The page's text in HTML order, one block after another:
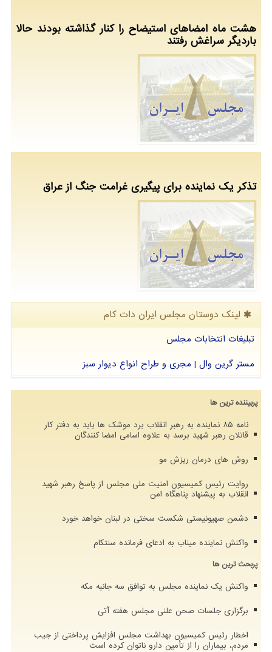
هشت ماه امضاهای استیضاح را کنار گذاشته بودند حالا
باردیگر سراغش رفتند
تذکر یک نماینده برای پیگیری غرامت جنگ از عراق
لینک دوستان مجلس ایران دات كام
تبلیغات انتخابات مجلس
مستر گرین وال | مجری و طراح انواع دیوار سبز
پربیننده ترین ها
نامه ۸۵ نماینده به رهبر انقلاب برد موشک ها باید به دفتر کار
قاتلان رهبر شهید برسد به علاوه اسامی امضا کنندگان
روش های درمان ریزش مو
روایت رئیس کمیسیون امنیت ملی مجلس از پاسخ رهبر شهید
انقلاب به پیشنهاد پناهگاه امن
دشمن صهیونیستی شکست سختی در لبنان خواهد خورد
واکنش نماینده میناب به ادعای فرمانده سنتکام
پربحث ترین ها
واکنش یک نماینده مجلس به توافق سه جانبه مکه
برگزاری جلسات صحن علنی مجلس هفته آتی
اخطار رئیس کمیسیون بهداشت مجلس افزایش پرداختی از جیب
مردم، بیماران را از تأمین دارو ناتوان کرده است